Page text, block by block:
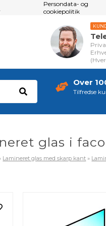
Persondata- og
cookiepolitik
Over
Tilfredse
glas i
Lamineret glas med skarp kant »